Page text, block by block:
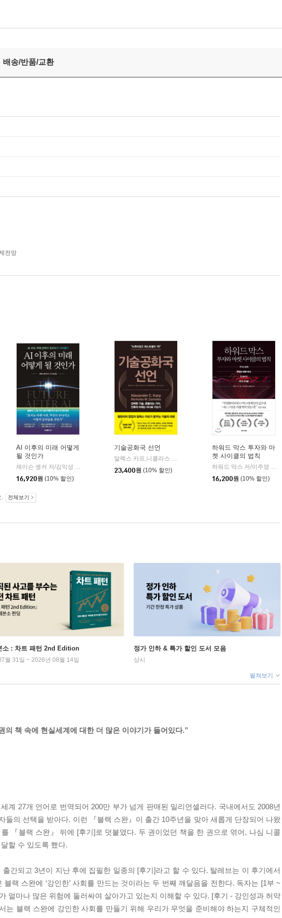
배송/반품/교환
전망
AI 이후의 미래 어떻게
될 것인가
제이슨 솅커 저/김익성 역
16,920원 (10% 할인)
기술공화국 선언
알렉스 카프,니콜라스 자미스카 저/빅데이터닥터(Dr. Jeon YD) 역
23,400원 (10% 할인)
하워드 막스 투자와 마
켓 사이클의 법칙
하워드 막스 저/이주영 역/홍춘욱 감수
16,200원 (10% 할인)
. 전체보기
소 : 차트 패턴 2nd Edition
월 31일 ~ 2026년 08월 14일
정가 인하 & 특가 할인 도서 모음
상시
펼쳐보기
책 속에 현실세계에 대한 더 많은 이야기가 들어있다.”
계 27개 언어로 번역되어 200만 부가 넘게 판매된 밀리언셀러다. 국내에서도 2008년
들의 선택을 받아다. 이런 『블랙 스완』이 출간 10주년을 맞아 새롭게 단장되어 나왔
『블랙 스완』 뒤에 [후기]로 덧붙였다. 두 권이었던 책을 한 권으로 엮어, 나심 니콜
할 수 있도록 했다.
간되고 3년이 지난 후에 집필한 일종의 [후기]라고 할 수 있다. 탈레브는 이 후기에서
랙 스완에 ‘강인한’ 사회를 만드는 것이라는 두 번째 깨달음을 전한다. 독자는 [1부 ~
얼마나 많은 위험에 둘러싸여 살아가고 있는지 이해할 수 있다. [후기 - 강인성과 허약
는 블랙 스완에 강인한 사회를 만들기 위해 우리가 무엇을 준비해야 하는지 구체적인